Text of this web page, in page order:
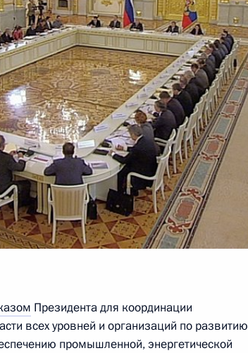
Януковичем 1
Совета и Совета
3
ОгарёвоПрезидента для координации
всех уровней и организаций по развитию
промышленной, энергетической